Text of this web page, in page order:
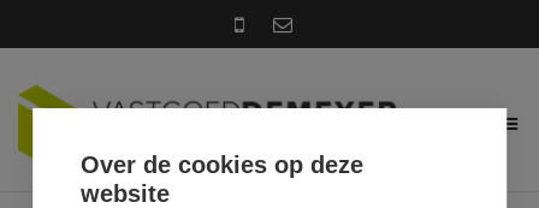
Over de cookies op deze
website